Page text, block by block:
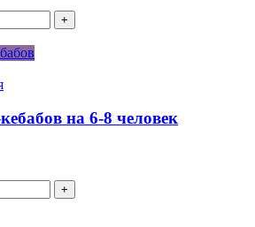
на 6-8 человек